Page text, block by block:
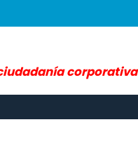
corporativa